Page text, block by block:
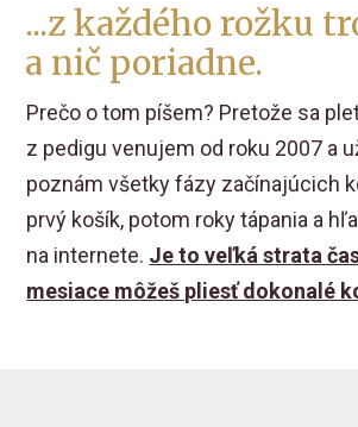
...z každého rožku
a nič poriadne.
Prečo o tom píšem? Pretože sa
z pedigu venujem od roku 2007 a
poznám všetky fázy začínajúcich
prvý košík, potom roky tápania a
na internete. Je to veľká strata
mesiace môžeš pliesť dokonalé